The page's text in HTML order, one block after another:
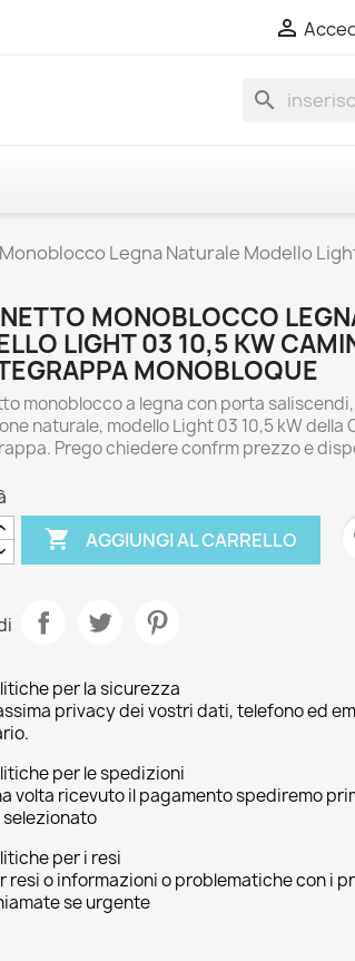

search
Legna Naturale Modello
MONOBLOCCO
LIGHT 03 10,5 KW
MONOBLOQUE
monoblocco a legna con porta
naturale, modello Light 03 10,5 kW della
Prego chiedere confrm prezzo e
 AGGIUNGI AL CARRELLO
per la sicurezza
privacy dei vostri dati, telefono ed
per le spedizioni
volta ricevuto il pagamento spediremo
per i resi
resi o informazioni o problematiche con i
se urgente